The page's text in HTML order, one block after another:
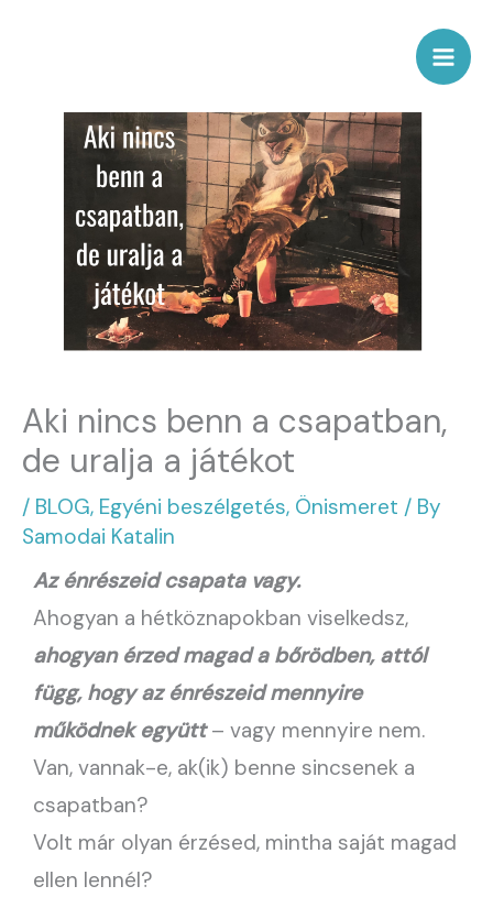
Aki nincs benn a csapatban,
de uralja a játékot
/ BLOG, Egyéni beszélgetés, Önismeret / By
Samodai Katalin
Az énrészeid csapata vagy.
Ahogyan a hétköznapokban viselkedsz,
ahogyan érzed magad a bőrödben, attól
függ, hogy az énrészeid mennyire
működnek együtt– vagy mennyire nem.
Van, vannak-e, ak(ik) benne sincsenek a
csapatban?
Volt már olyan érzésed, mintha saját magad
ellen lennél?